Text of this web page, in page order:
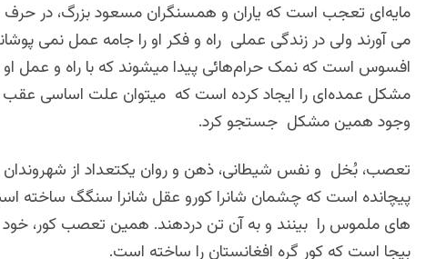
مایه‌ای تعجب است که یاران و همسنگران مسعود بزرگ، در حرف
می آورند ولی در زندگی عملی راه و فکر او را جامه عمل نمی
افسوس است که نمک حرام‌هائی پیدا میشوند که با راه و عمل
مشکل عمده‌ای را ایجاد کرده است که میتوان علت اساسی عقب
وجود همین مشکل جستجو کرد.
تعصب، بُخل و نفس شیطانی، ذهن و روان یکتعداد از شهروندان
پیچانده است که چشمان شانرا کورو عقل شانرا سنگگ ساخته
های ملموس را بینند و به آن تن دردهند. همین تعصب کور،
بیجا است که کور گره افغانستان را ساخته است.